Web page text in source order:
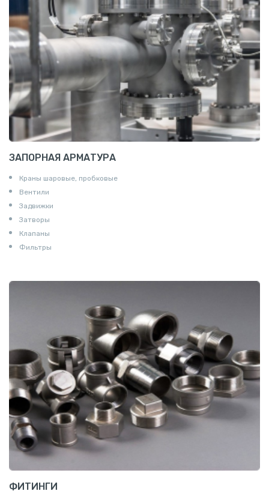
Пруток квадратный алюминиевый
Полоса алюминиевая
Пруток шестигранный алюминиевый
ЗАПОРНАЯ АРМАТУРА
Краны шаровые, пробковые
Вентили
Задвижки
Затворы
Клапаны
Фильтры
ФИТИНГИ